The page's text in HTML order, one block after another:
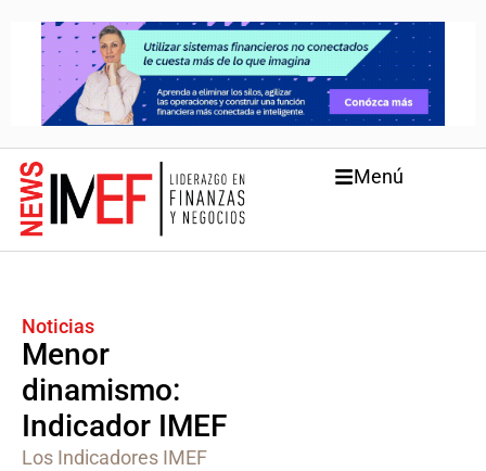
Menú
Noticias
Menor
dinamismo:
Indicador IMEF
Los Indicadores IMEF